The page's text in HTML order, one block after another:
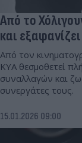
Από το
και
Από τον
ΚΥΑ θεσμοθετεί
συναλλαγών και
συνεργάτες τους.
15.01.2026 09:00